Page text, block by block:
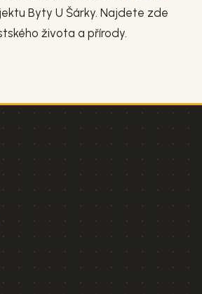
Byty U Šárky. Najdete zde
života a přírody.